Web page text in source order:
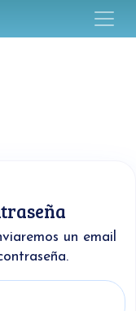
un email